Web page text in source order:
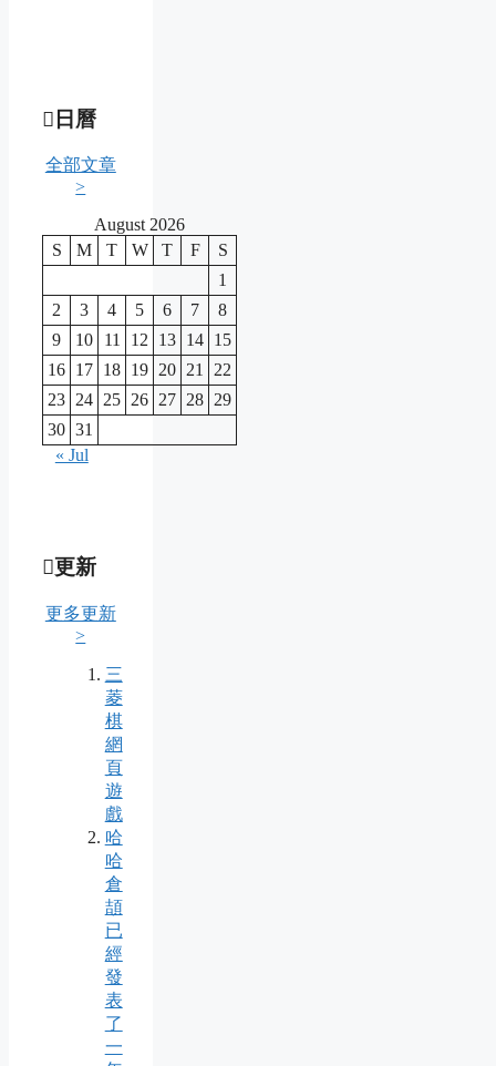
日曆
全部文章
>
August 2026
S
M T W T F
S
1
2
3 4 5 6 7
8
9
10 11 12 13 14 15
16 17 18 19 20 21
22
23 24 25 26 27 28 29
30 31
« Jul
更新
更多更新
>
三
菱
棋
網
頁
遊
戲
哈
哈
倉
頡
已
經
發
表
了
一